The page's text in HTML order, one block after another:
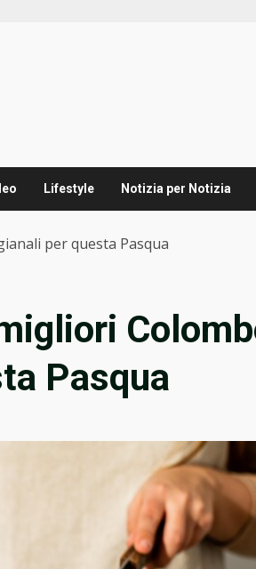
Lifestyle Notizia per Notizia
per questa Pasqua
Pasqua